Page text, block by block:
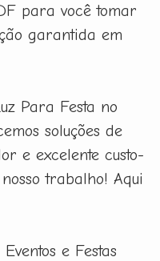
para você tomar
garantida em
Para Festa no
soluções de
e excelente custo-
trabalho! Aqui
e Festas